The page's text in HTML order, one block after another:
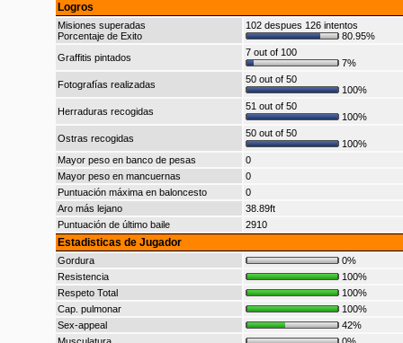
Logros
Misiones superadas
Porcentaje de Exito
102 despues 126 intentos
80.95%
Graffitis pintados
7 out of 100
7%
Fotografías realizadas
50 out of 50
100%
Herraduras recogidas
51 out of 50
100%
Ostras recogidas
50 out of 50
100%
Mayor peso en banco de pesas
0
Mayor peso en mancuernas
0
Puntuación máxima en baloncesto
0
Aro más lejano
38.89ft
Puntuación de último baile
2910
Estadisticas de Jugador
Gordura
0%
Resistencia
100%
Respeto Total
100%
Cap. pulmonar
100%
Sex-appeal
42%